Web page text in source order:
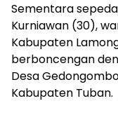
Sementara
Kurniawan (30),
Kabupaten
berboncengan
Desa
Kabupaten Tuban.